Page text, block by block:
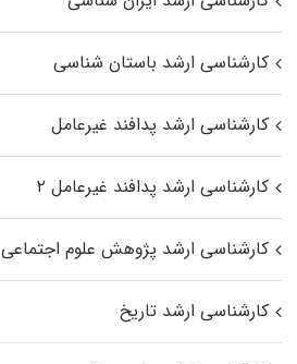
کارشناسی ارشد باستان شناسی
کارشناسی ارشد پدافند غیرعامل
کارشناسی ارشد پدافند غیرعامل ۲
کارشناسی ارشد پژوهش علوم اجتماعی
کارشناسی ارشد تاریخ